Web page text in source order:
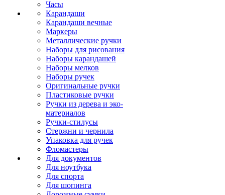
Часы
Карандаши
Карандаши вечные
Маркеры
Металлические ручки
Наборы для рисования
Наборы карандашей
Наборы мелков
Наборы ручек
Оригинальные ручки
Пластиковые ручки
Ручки из дерева и эко-
материалов
Ручки-стилусы
Стержни и чернила
Упаковка для ручек
Фломастеры
Для документов
Для ноутбука
Для спорта
Для шопинга